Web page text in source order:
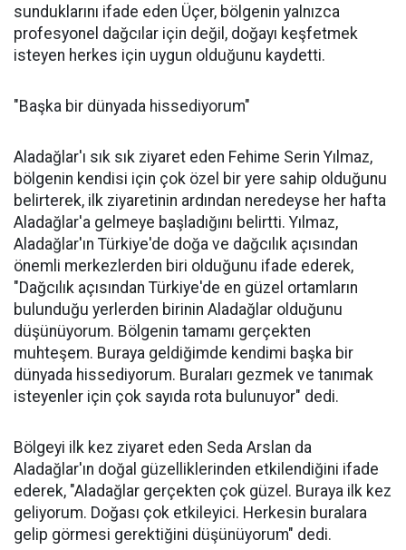
sunduklarını ifade eden Üçer, bölgenin yalnızca
profesyonel dağcılar için değil, doğayı keşfetmek
isteyen herkes için uygun olduğunu kaydetti.
"Başka bir dünyada hissediyorum"
Aladağlar'ı sık sık ziyaret eden Fehime Serin Yılmaz,
bölgenin kendisi için çok özel bir yere sahip olduğunu
belirterek, ilk ziyaretinin ardından neredeyse her hafta
Aladağlar'a gelmeye başladığını belirtti. Yılmaz,
Aladağlar'ın Türkiye'de doğa ve dağcılık açısından
önemli merkezlerden biri olduğunu ifade ederek,
"Dağcılık açısından Türkiye'de en güzel ortamların
bulunduğu yerlerden birinin Aladağlar olduğunu
düşünüyorum. Bölgenin tamamı gerçekten
muhteşem. Buraya geldiğimde kendimi başka bir
dünyada hissediyorum. Buraları gezmek ve tanımak
isteyenler için çok sayıda rota bulunuyor" dedi.
Bölgeyi ilk kez ziyaret eden Seda Arslan da
Aladağlar'ın doğal güzelliklerinden etkilendiğini ifade
ederek, "Aladağlar gerçekten çok güzel. Buraya ilk kez
geliyorum. Doğası çok etkileyici. Herkesin buralara
gelip görmesi gerektiğini düşünüyorum" dedi.